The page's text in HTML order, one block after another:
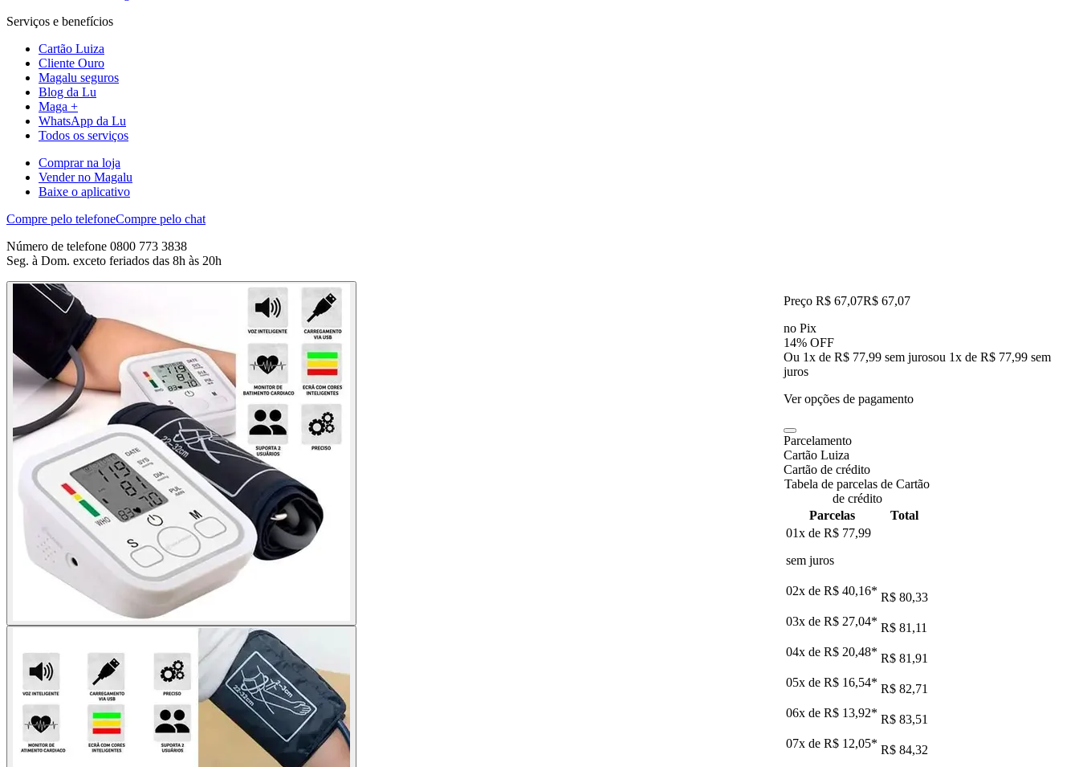
Serviços e benefícios
Cartão Luiza
Cliente Ouro
Magalu seguros
Blog da Lu
Maga +
WhatsApp da Lu
Todos os serviços
Comprar na loja
Vender no Magalu
Baixe o aplicativo
Compre pelo telefoneCompre pelo chat
Número de telefone 0800 773 3838
Seg. à Dom. exceto feriados das 8h às 20h
Preço R$ 67,07R$ 67,07
no Pix
14% OFF
Ou 1x de R$ 77,99 sem jurosou 1x de R$ 77,99 sem
juros
Ver opções de pagamento
Parcelamento
Cartão Luiza
Cartão de crédito
Tabela de parcelas de Cartão
de crédito
Parcelas
Total
01x de R$ 77,99
sem juros
02x de R$ 40,16* R$ 80,33
03x de R$ 27,04* R$ 81,11
04x de R$ 20,48* R$ 81,91
05x de R$ 16,54* R$ 82,71
06x de R$ 13,92* R$ 83,51
07x de R$ 12,05* R$ 84,32